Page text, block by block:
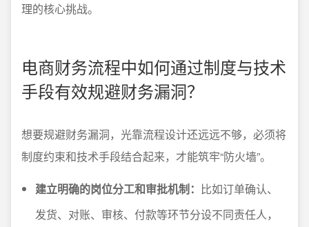
理的核心挑战。
电商财务流程中如何通过制度与技术
手段有效规避财务漏洞？
想要规避财务漏洞，光靠流程设计还远远不够，必须将
制度约束和技术手段结合起来，才能筑牢“防火墙”。
建立明确的岗位分工和审批机制： 比如订单确认、
发货、对账、审核、付款等环节分设不同责任人，